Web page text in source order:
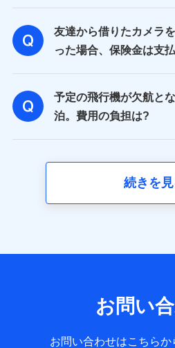
友達から借りたカメラ
った場合、保険金は支
予定の飛行機が欠航と
泊。費用の負担は?
続きを
お問い
お問い合わせはこちらか